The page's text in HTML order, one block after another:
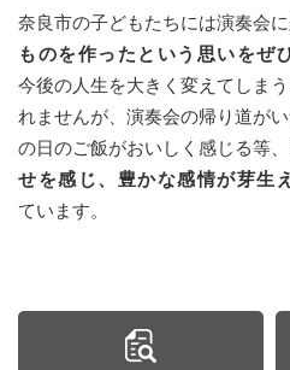
奈良市の子どもたちには演奏会に
ものを作ったという思いをぜ
今後の人生を大きく変えてしま
れませんが、演奏会の帰り道が
の日のご飯がおいしく感じる等、
せを感じ、豊かな感情が芽生
ています。